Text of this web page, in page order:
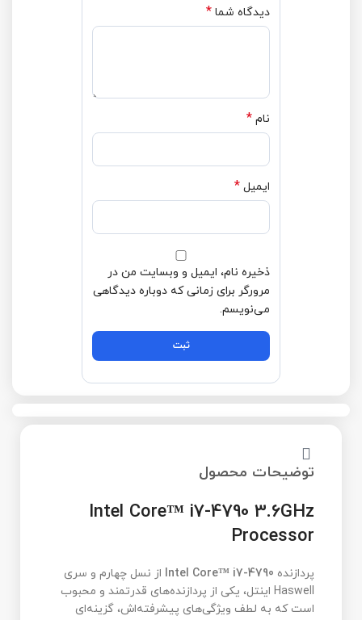
دیدگاه شما *
نام *
ایمیل *
ذخیره نام، ایمیل و وبسایت من در
مرورگر برای زمانی که دوباره دیدگاهی
می‌نویسم.
توضیحات محصول
Intel Core™ i7-4790 3.6GHz
Processor
پردازنده Intel Core™ i7-4790 از نسل چهارم و سری
Haswell اینتل، یکی از پردازنده‌های قدرتمند و محبوب
است که به لطف ویژگی‌های پیشرفته‌اش، گزینه‌ای